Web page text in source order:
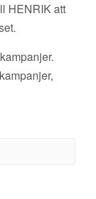
HENRIK att